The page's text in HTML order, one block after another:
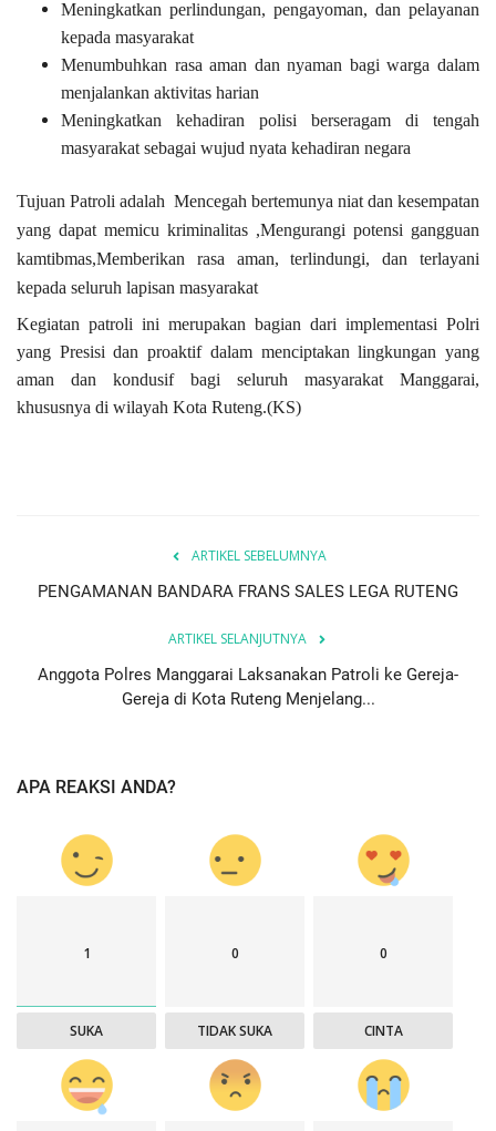
Meningkatkan perlindungan, pengayoman, dan pelayanan
kepada masyarakat
Menumbuhkan rasa aman dan nyaman bagi warga dalam
menjalankan aktivitas harian
Meningkatkan kehadiran polisi berseragam di tengah
masyarakat sebagai wujud nyata kehadiran negara
Tujuan Patroli adalah Mencegah bertemunya niat dan kesempatan
yang dapat memicu kriminalitas ,Mengurangi potensi gangguan
kamtibmas,Memberikan rasa aman, terlindungi, dan terlayani
kepada seluruh lapisan masyarakat
Kegiatan patroli ini merupakan bagian dari implementasi Polri
yang Presisi dan proaktif dalam menciptakan lingkungan yang
aman dan kondusif bagi seluruh masyarakat Manggarai,
khususnya di wilayah Kota Ruteng.(KS)
ARTIKEL SEBELUMNYA
PENGAMANAN BANDARA FRANS SALES LEGA RUTENG
ARTIKEL SELANJUTNYA
Anggota Polres Manggarai Laksanakan Patroli ke Gereja-
Gereja di Kota Ruteng Menjelang...
APA REAKSI ANDA?
1
SUKA
0
TIDAK SUKA
0
CINTA